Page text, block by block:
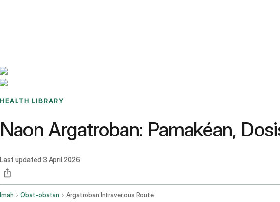
HEALTH LIBRARY
Naon Argatroban: Pamakéan,
Last updated 3 April 2026
Imah Obat-obatan Argatroban Intravenous Route